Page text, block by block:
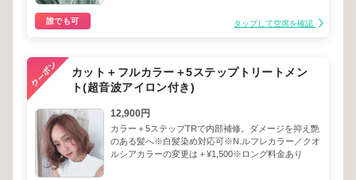
誰でも可 タップして空席を確認
カット＋フルカラー＋5ステップトリートメン
ト(超音波アイロン付き)
12,900円
カラー＋5ステップTRで内部補修。ダメージを抑え艶
のある髪へ※白髪染め対応可※N.ルフレカラー／クオ
ルシアカラーの変更は＋¥1,500※ロング料金あり